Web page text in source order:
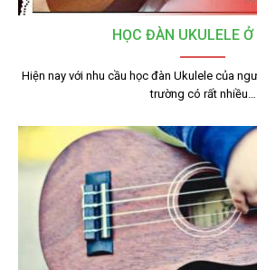
HỌC ĐÀN UKULELE
Hiện nay với nhu cầu học đàn Ukulele của
trường có rất nhiều…